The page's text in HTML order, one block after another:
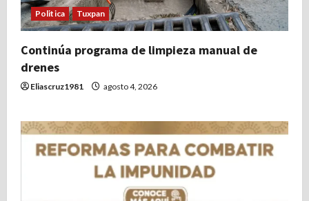
Politica Tuxpan
Continúa programa de limpieza manual de
drenes
Eliascruz1981 agosto 4, 2026